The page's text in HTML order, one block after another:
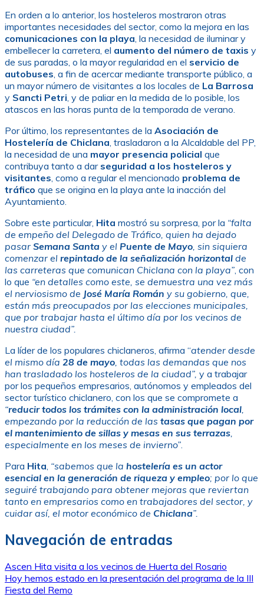
En orden a lo anterior, los hosteleros mostraron otras
importantes necesidades del sector, como la mejora en las
comunicaciones con la playa , la necesidad de iluminar y
embellecer la carretera, el aumento del número de taxis y
de sus paradas, o la mayor regularidad en el servicio de
autobuses , a fin de acercar mediante transporte público, a
un mayor número de visitantes a los locales de La Barrosa
y Sancti Petri , y de paliar en la medida de lo posible, los
atascos en las horas punta de la temporada de verano.
Por último, los representantes de la Asociación de
Hostelería de Chiclana , trasladaron a la Alcaldable del PP,
la necesidad de una mayor presencia policial que
contribuya tanto a dar seguridad a los hosteleros y
visitantes , como a regular el mencionado problema de
tráfico que se origina en la playa ante la inacción del
Ayuntamiento.
Sobre este particular, Hita mostró su sorpresa, por la “falta
de empeño del Delegado de Tráfico, quien ha dejado
pasar Semana Santa y el Puente de Mayo , sin siquiera
comenzar el repintado de la señalización horizontal de
las carreteras que comunican Chiclana con la playa” , con
lo que “en detalles como este, se demuestra una vez más
el nerviosismo de José María Román y su gobierno, que,
están más preocupados por las elecciones municipales,
que por trabajar hasta el último día por los vecinos de
nuestra ciudad”.
La líder de los populares chiclaneros, afirma “atender desde
el mismo día 28 de mayo , todas las demandas que nos
han trasladado los hosteleros de la ciudad”, y a trabajar
por los pequeños empresarios, autónomos y empleados del
sector turístico chiclanero, con los que se compromete a
“reducir todos los trámites con la administración local
empezando por la reducción de las tasas que pagan por
el mantenimiento de sillas y mesas en sus terrazas
especialmente en los meses de invierno”
Para Hita “sabemos que la hostelería es un actor
esencial en la generación de riqueza y empleo; por lo que
seguiré trabajando para obtener mejoras que reviertan
tanto en empresarios como en trabajadores del sector, y
cuidar así, el motor económico de Chiclana”.
Navegación de entradas
Ascen Hita visita a los vecinos de Huerta del Rosario
Hoy hemos estado en la presentación del programa de la III
Fiesta del Remo